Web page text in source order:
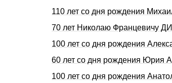
110 лет со дня pождения
70 лет Николаю Францевичу
100 лет со дня pождения
60 лет со дня рождения Юрия
100 лет со дня pождения